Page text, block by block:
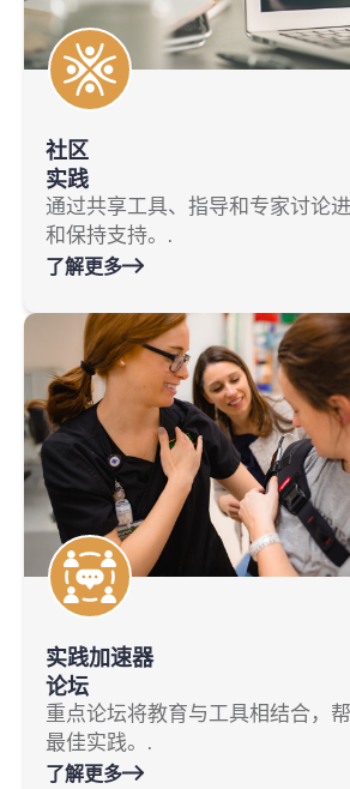
社区
实践
通过共享工具、指导和专家讨论
和保持支持。.
了解更多
实践加速器
论坛
重点论坛将教育与工具相结合，
最佳实践。.
了解更多